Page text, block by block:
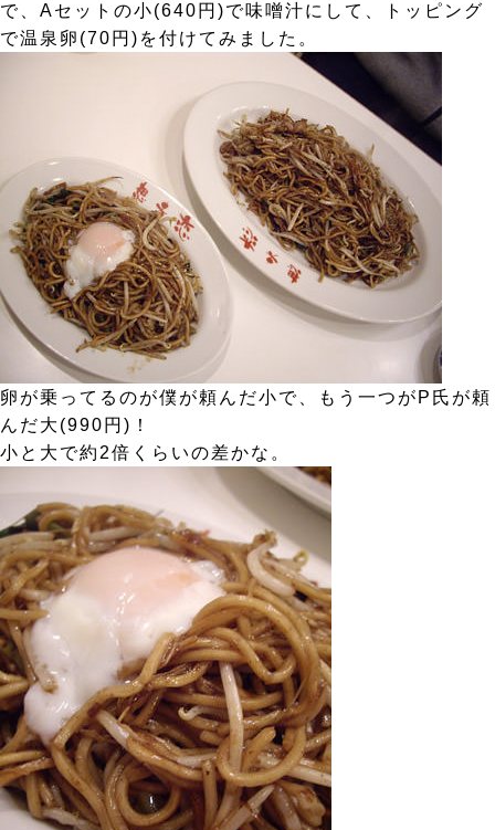
で、Aセットの小(640円)で味噌汁にして、トッピング
で温泉卵(70円)を付けてみました。
卵が乗ってるのが僕が頼んだ小で、もう一つがP氏が頼
んだ大(990円)！
小と大で約2倍くらいの差かな。